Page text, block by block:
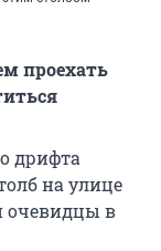
проехать
дрифта
на улице
очевидцы в